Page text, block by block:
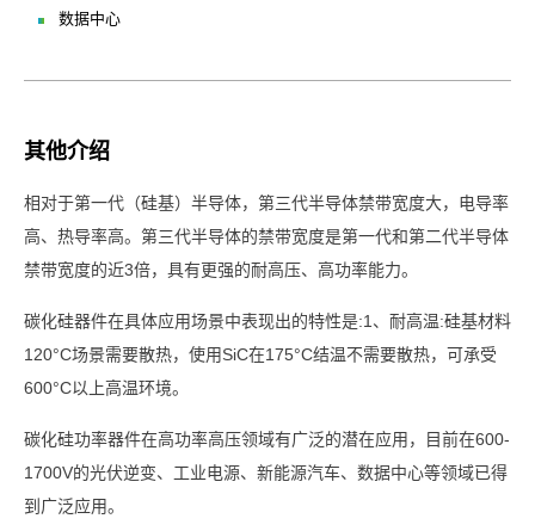
数据中心
其他介绍
相对于第一代（硅基）半导体，第三代半导体禁带宽度大，电导率
高、热导率高。第三代半导体的禁带宽度是第一代和第二代半导体
禁带宽度的近3倍，具有更强的耐高压、高功率能力。
碳化硅器件在具体应用场景中表现出的特性是:1、耐高温:硅基材料
120°C场景需要散热，使用SiC在175°C结温不需要散热，可承受
600°C以上高温环境。
碳化硅功率器件在高功率高压领域有广泛的潜在应用，目前在600-
1700V的光伏逆变、工业电源、新能源汽车、数据中心等领域已得
到广泛应用。